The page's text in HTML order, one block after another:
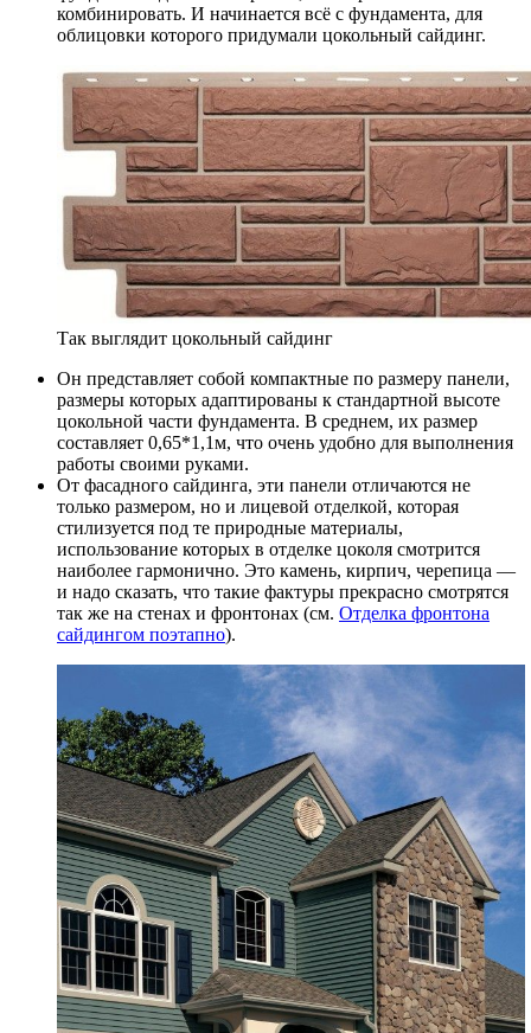
комбинировать. И начинается всё с фундамента, для
облицовки которого придумали цокольный сайдинг.
Так выглядит цокольный сайдинг
Он представляет собой компактные по размеру панели,
размеры которых адаптированы к стандартной высоте
цокольной части фундамента. В среднем, их размер
составляет 0,65*1,1м, что очень удобно для выполнения
работы своими руками.
От фасадного сайдинга, эти панели отличаются не
только размером, но и лицевой отделкой, которая
стилизуется под те природные материалы,
использование которых в отделке цоколя смотрится
наиболее гармонично. Это камень, кирпич, черепица —
и надо сказать, что такие фактуры прекрасно смотрятся
так же на стенах и фронтонах (см. Отделка фронтона
сайдингом поэтапно).